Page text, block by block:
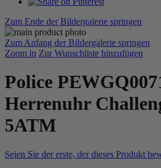
Zum Ende der Bildergalerie springen
Zum Anfang der Bildergalerie springen
Zoom in Zur Wunschliste hinzufügen
Police
Herrenuhr
5ATM
Seien Sie der erste, der dieses Produkt